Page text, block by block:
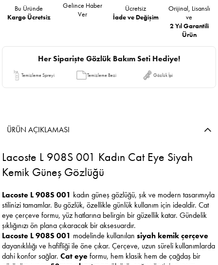
Bu Üründe
Kargo Ücretsiz
Gelince Haber
Ver
Ücretsiz
İade ve Değişim
Orijinal, Lisanslı
ve
2 Yıl Garantili
Ürün
Her Siparişte Gözlük Bakım Seti Hediye!
Temizleme Spreyi Temizleme Bezi Gözlük İpi
ÜRÜN AÇIKLAMASI
Lacoste L 908S 001 Kadın Cat Eye Siyah
Kemik Güneş Gözlüğü
Lacoste L 908S 001 kadın güneş gözlüğü, şık ve modern tasarımıyla
stilinizi tamamlar. Bu gözlük, özellikle günlük kullanım için idealdir. Cat
eye çerçeve formu, yüz hatlarına belirgin bir güzellik katar. Gündelik
şıklığınızı ön plana çıkaracak bir aksesuardır.
Lacoste L 908S 001 modelinde kullanılansiyah kemik çerçeve
dayanıklılığı ve hafifliği ile öne çıkar. Çerçeve, uzun süreli kullanımlarda
dahi konfor sağlar.Cat eyeformu, hem klasik hem de çağdaş bir